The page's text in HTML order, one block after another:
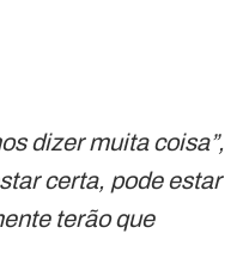
dizer muita coisa”,
certa, pode estar
terão que